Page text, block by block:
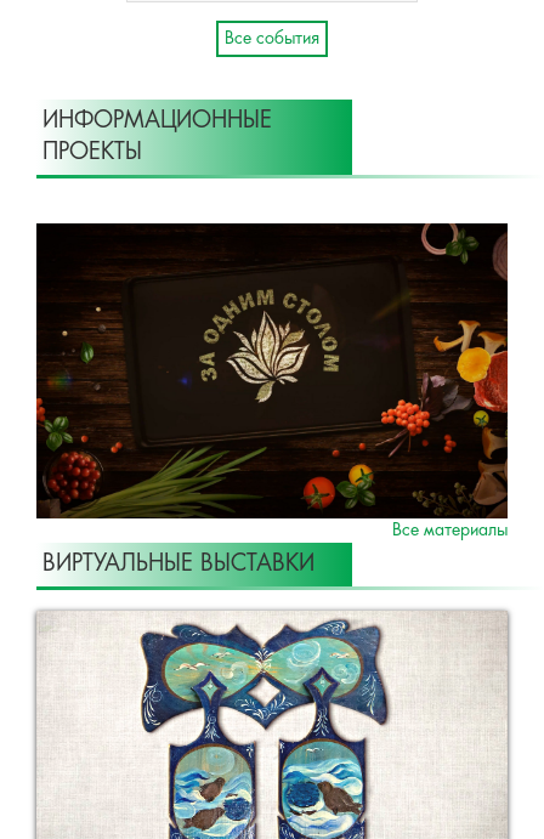
Все события
ИНФОРМАЦИОННЫЕ
ПРОЕКТЫ
Все материалы
ВИРТУАЛЬНЫЕ ВЫСТАВКИ